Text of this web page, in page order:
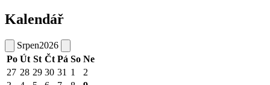
Kalendář
Srpen2026
Po Út St Čt Pá So Ne
27 28 29 30 31 1
2